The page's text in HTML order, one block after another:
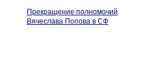
Прекращение полномочий
Вячеслава Попова в СФ